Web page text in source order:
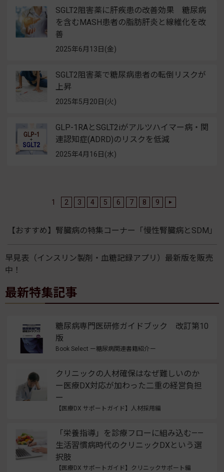
SGLT2阻害薬に肝疾患の改善効果 糖尿病
を含むMASH患者の脂肪肝炎と線維化を改
善
2025年6月13日(金)
SGLT2阻害薬で糖尿病患者の転倒リスクが
上昇
2025年5月20日(火)
GLP-1RAとSGLT2iがアルツハイマー病・関
連認知症(ADRD)のリスクを低減
2025年4月16日(水)
1 2 3 4 5 6 7 8 9
【おすすめ】腎臓病の特集コーナー「慢性腎臓病とSDM」
早見表（インスリン製剤・血糖記録アプリ）最新版を販売
中！
最新特集記事
糖尿病専門医研修ガイドブック 改訂第10
版
Book Select ー糖尿病関連書籍紹介ー
クリニックの人材確保はなぜ難しいのか
ー医療DX対応が加わった二重の経営負担
ー
【医療DX サポートガイド】人材採用編
「栄養指導」を診療フローに組み込む——
生活習慣病時代のクリニックDXという選
択肢
【医療DX サポートガイド】クリニックサポート編